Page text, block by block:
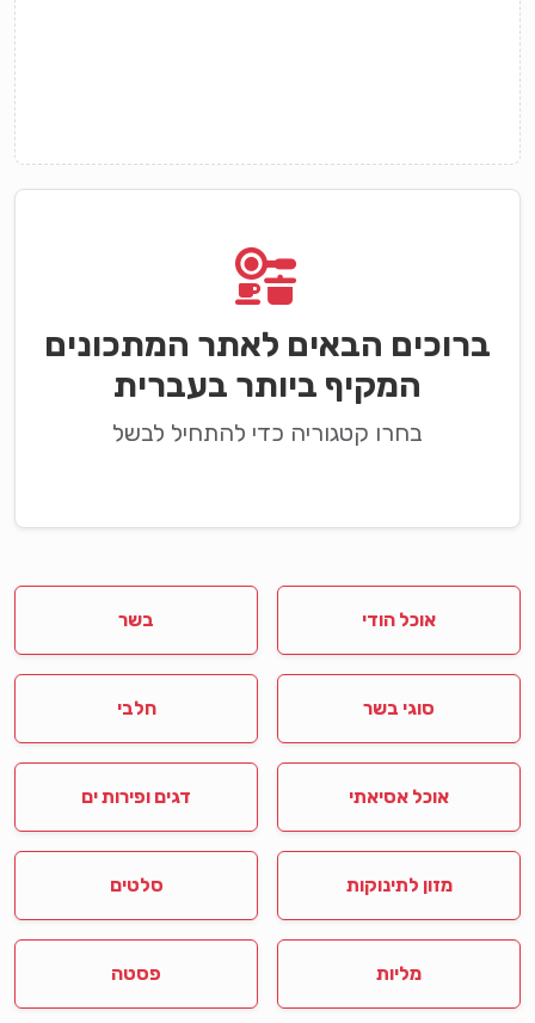
ברוכים הבאים לאתר המתכונים
המקיף ביותר בעברית
בחרו קטגוריה כדי להתחיל לבשל
אוכל הודי בשר
סוגי בשר חלבי
אוכל אסיאתי דגים ופירות ים
מזון לתינוקות סלטים
מליות פסטה